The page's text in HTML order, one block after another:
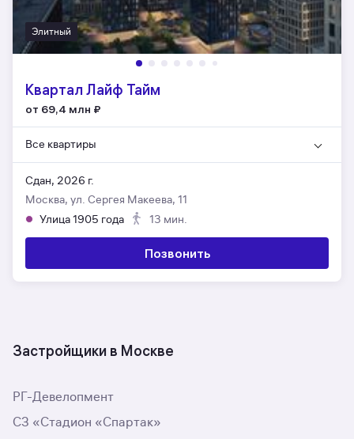
Элитный
Квартал Лайф Тайм
от 69,4 млн ₽
Все квартиры
Сдан, 2026 г.
Москва, ул. Сергея Макеева, 11
Улица 1905 года
13 мин.
Позвонить
Застройщики в Москве
РГ-Девелопмент
СЗ «Стадион «Спартак»